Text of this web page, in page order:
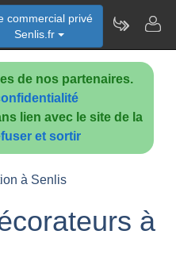
de nos partenaires.
lien avec le site de la
et sortir
commercial privé
Senlis.fr
à Senlis
à